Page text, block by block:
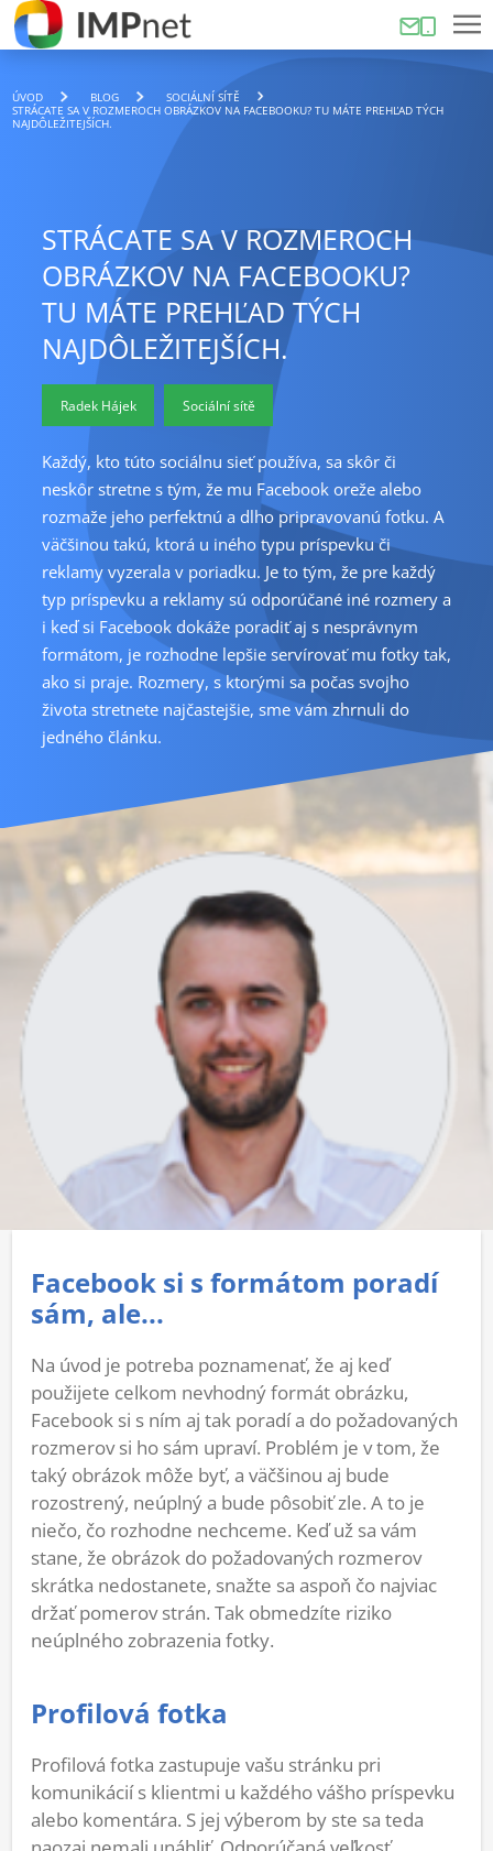
ÚVOD BLOG
SOCIÁLNÍ SÍTĚ
STRÁCATE SA V ROZMEROCH OBRÁZKOV NA FACEBOOKU? TU MÁTE PREHĽAD TÝCH
NAJDÔLEŽITEJŠÍCH.
STRÁCATE SA V ROZMEROCH
OBRÁZKOV NA FACEBOOKU?
TU MÁTE PREHĽAD TÝCH
NAJDÔLEŽITEJŠÍCH.
Radek Hájek Sociální sítě
Každý, kto túto sociálnu sieť používa, sa skôr či
neskôr stretne s tým, že mu Facebook oreže alebo
rozmaže jeho perfektnú a dlho pripravovanú fotku. A
väčšinou takú, ktorá u iného typu príspevku či
reklamy vyzerala v poriadku. Je to tým, že pre každý
typ príspevku a reklamy sú odporúčané iné rozmery a
i keď si Facebook dokáže poradiť aj s nesprávnym
formátom, je rozhodne lepšie servírovať mu fotky tak,
ako si praje. Rozmery, s ktorými sa počas svojho
života stretnete najčastejšie, sme vám zhrnuli do
jedného článku.
Facebook si s formátom poradí
sám, ale...
Na úvod je potreba poznamenať, že aj keď
použijete celkom nevhodný formát obrázku,
Facebook si s ním aj tak poradí a do požadovaných
rozmerov si ho sám upraví. Problém je v tom, že
taký obrázok môže byť, a väčšinou aj bude
rozostrený, neúplný a bude pôsobiť zle. A to je
niečo, čo rozhodne nechceme. Keď už sa vám
stane, že obrázok do požadovaných rozmerov
skrátka nedostanete, snažte sa aspoň čo najviac
držať pomerov strán. Tak obmedzíte riziko
neúplného zobrazenia fotky.
Profilová fotka
Profilová fotka zastupuje vašu stránku pri
komunikácií s klientmi u každého vášho príspevku
alebo komentára. S jej výberom by ste sa teda